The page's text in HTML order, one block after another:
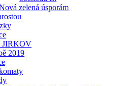
zelená úsporám
JIRKOV
2019